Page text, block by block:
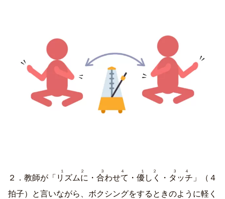
２．教師が「 リズムに
１２
・ 合わせて
３４
・ 優しく
１２
・ タッチ
３４
」（４
拍子）と言いながら、ボクシングをするときのように軽く